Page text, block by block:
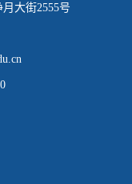
大街2555号